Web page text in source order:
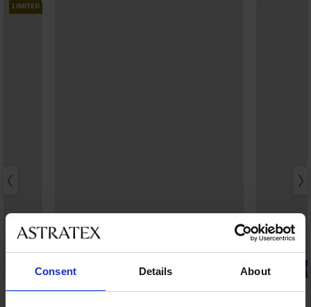
Consent Details About
LIMITED
5
-20% BRA20
4,8
-20% BRA20